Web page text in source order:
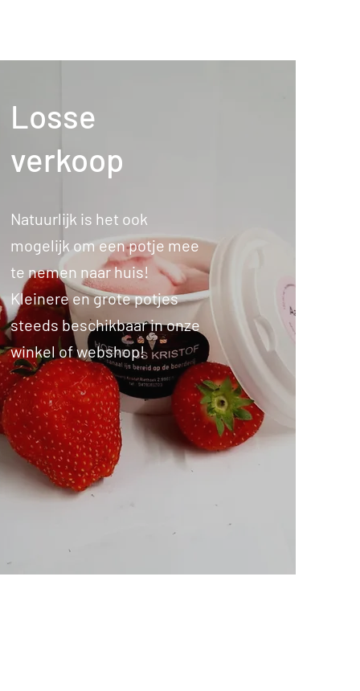
Losse
verkoop
Natuurlijk is het ook
mogelijk om een potje mee
te nemen naar huis!
Kleinere en grote potjes
steeds beschikbaar in onze
winkel of webshop!